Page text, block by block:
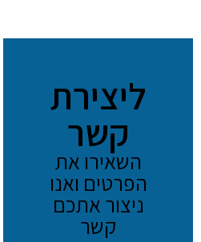
ליצירת
קשר
השאירו את
הפרטים ואנו
ניצור אתכם
קשר